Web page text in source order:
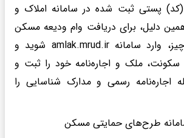
پستی ثبت شده در سامانه املاک و
دلیل، برای دریافت وام ودیعه مسکن
وارد سامانه
amlak.mrud.ir شوید و
سکونت، ملک و اجاره‌نامه خود را ثبت و
اجاره‌نامه رسمی و مدارک شناسایی را